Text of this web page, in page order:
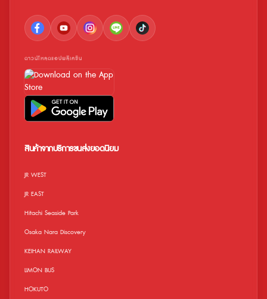
ดาวน์โหลดแอปพลิเคชัน
สินค้าจากบริการขนส่งยอดนิยม
JR WEST
JR EAST
Hitachi Seaside Park
Osaka Nara Discovery
KEIHAN RAILWAY
LIMON BUS
HOKUTO